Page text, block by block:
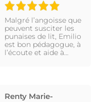
Malgré l’angoisse que
peuvent susciter les
punaises de lit, Emilio
est bon pédagogue, à
l’écoute et aide à…
Renty Marie-